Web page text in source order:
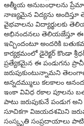
ఆత్మీయ అనుబంధాలను
నాణ్యమైన విద్యను అందిస్తూ
వైభవాలను విద్యార్థులకు
అభినందనలు తెలియజేస్తూ
ఇచ్చిందంటూ అందరికి
కార్యక్రమంలో డైరెక్టర్‌ కొండా
ప్రత్యేకమైన ఈ పండుగను
జరుపుకుంటున్నామని
అన్నదమ్ములు కలకాలం
ఇంకా వివిధ రకాల పూలను
పాటు జరుపుకునే
సూచికగా విజయదశమిని
సంస్కృతి సంప్రదాయాలు